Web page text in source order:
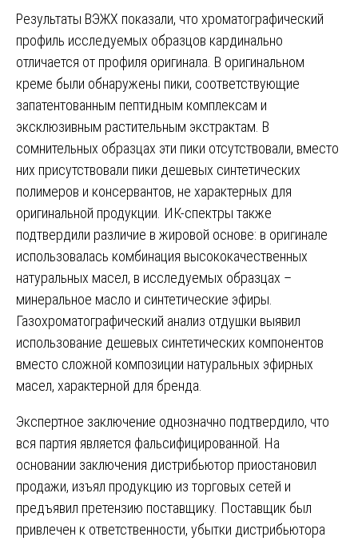
Результаты ВЭЖХ показали, что хроматографический
профиль исследуемых образцов кардинально
отличается от профиля оригинала. В оригинальном
креме были обнаружены пики, соответствующие
запатентованным пептидным комплексам и
эксклюзивным растительным экстрактам. В
сомнительных образцах эти пики отсутствовали, вместо
них присутствовали пики дешевых синтетических
полимеров и консервантов, не характерных для
оригинальной продукции. ИК-спектры также
подтвердили различие в жировой основе: в оригинале
использовалась комбинация высококачественных
натуральных масел, в исследуемых образцах –
минеральное масло и синтетические эфиры.
Газохроматографический анализ отдушки выявил
использование дешевых синтетических компонентов
вместо сложной композиции натуральных эфирных
масел, характерной для бренда.
Экспертное заключение однозначно подтвердило, что
вся партия является фальсифицированной. На
основании заключения дистрибьютор приостановил
продажи, изъял продукцию из торговых сетей и
предъявил претензию поставщику. Поставщик был
привлечен к ответственности, убытки дистрибьютора